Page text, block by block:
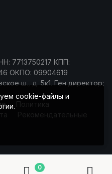
7713750217 КПП:
ОКПО: 09904619
ш., д. 5к1. Ген.директор:
Политика
Рекомендательные
0
cookie-файлы и